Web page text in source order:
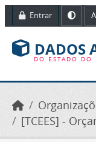
Ir para o conteúdo
Entrar
DADOS
DO ESTADO DO
[TCEES] -